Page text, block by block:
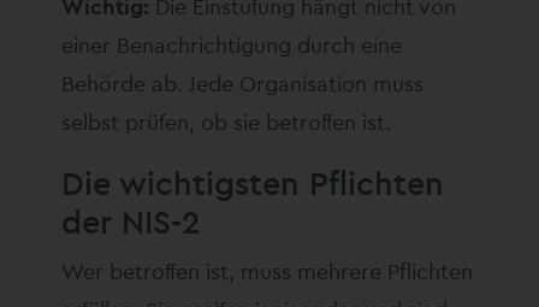
Wichtig: Die Einstufung hängt nicht von
einer Benachrichtigung durch eine
Behörde ab. Jede Organisation muss
selbst prüfen, ob sie betroffen ist.
Die wichtigsten Pflichten
der NIS-2
Wer betroffen ist, muss mehrere Pflichten